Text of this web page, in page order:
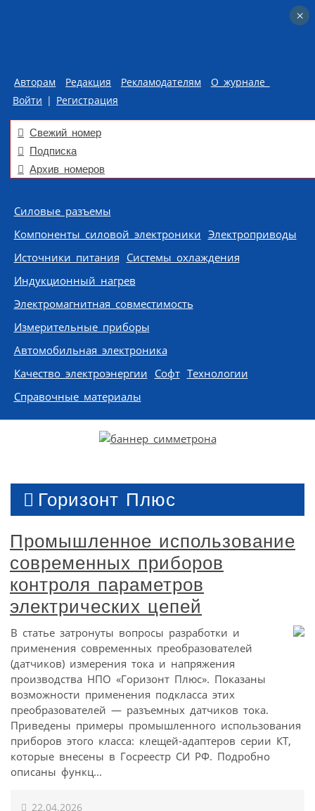
Авторам Редакция Рекламодателям
О журнале
Войти | Регистрация
Свежий номер
Подписка
Архив номеров
Skip to content
Силовые разъемы
Компоненты силовой электроники Электроприводы
Источники питания Системы охлаждения
Индукционный нагрев
Электромагнитная совместимость
Измерительные приборы
Автомобильная электроника
Качество электроэнергии Софт Технологии
Справочные материалы
Горизонт Плюс
Промышленное использование
современных приборов
контроля параметров
электрических цепей
В статье затронуты вопросы разработки и
применения современных преобразователей
(датчиков) измерения тока и напряжения
производства НПО «Горизонт Плюс». Показаны
возможности применения подкласса этих
преобразователей — разъемных датчиков тока.
Приведены примеры промышленного использования
приборов этого класса: клещей-адаптеров серии КТ,
которые внесены в Госреестр СИ РФ. Подробно
описаны функц...
22.04.2026
×
×